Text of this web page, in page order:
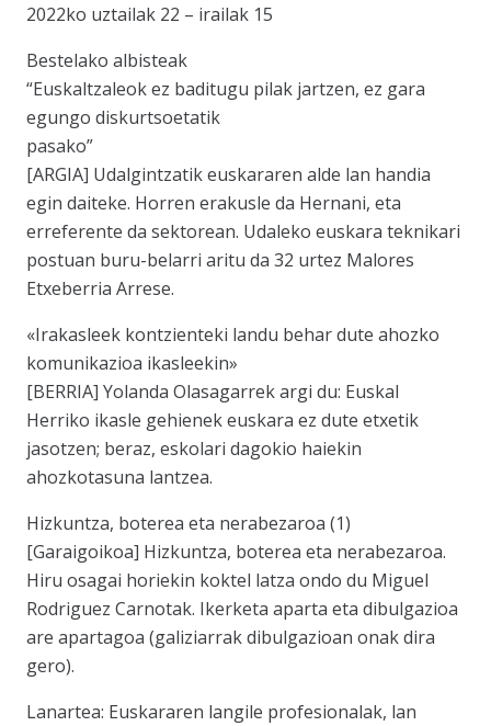
2022ko uztailak 22 – irailak 15
Bestelako albisteak
“Euskaltzaleok ez baditugu pilak jartzen, ez gara
egungo diskurtsoetatik
pasako”
[ARGIA] Udalgintzatik euskararen alde lan handia
egin daiteke. Horren erakusle da Hernani, eta
erreferente da sektorean. Udaleko euskara teknikari
postuan buru-belarri aritu da 32 urtez Malores
Etxeberria Arrese.
«Irakasleek kontzienteki landu behar dute ahozko
komunikazioa ikasleekin»
[BERRIA] Yolanda Olasagarrek argi du: Euskal
Herriko ikasle gehienek euskara ez dute etxetik
jasotzen; beraz, eskolari dagokio haiekin
ahozkotasuna lantzea.
Hizkuntza, boterea eta nerabezaroa (1)
[Garaigoikoa] Hizkuntza, boterea eta nerabezaroa.
Hiru osagai horiekin koktel latza ondo du Miguel
Rodriguez Carnotak. Ikerketa aparta eta dibulgazioa
are apartagoa (galiziarrak dibulgazioan onak dira
gero).
Lanartea: Euskararen langile profesionalak, lan